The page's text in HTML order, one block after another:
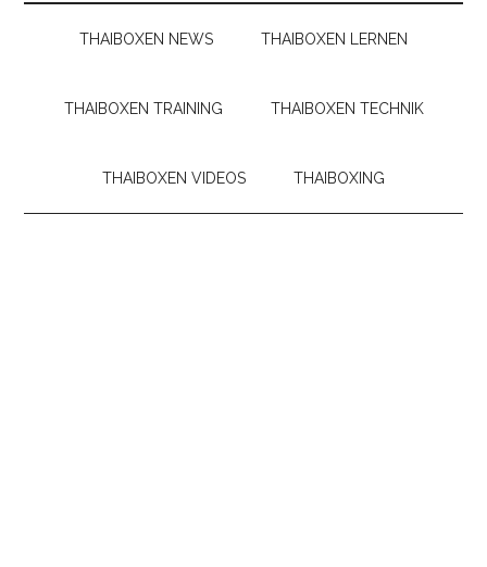
THAIBOXEN NEWS THAIBOXEN LERNEN
THAIBOXEN TRAINING THAIBOXEN TECHNIK
THAIBOXEN VIDEOS THAIBOXING